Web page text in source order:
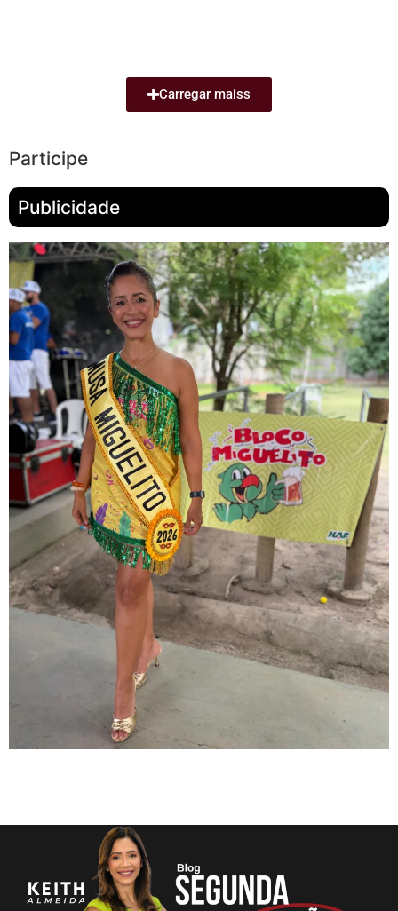
Carregar maiss
Participe
Publicidade